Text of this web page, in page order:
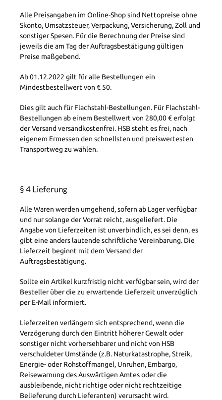
Alle Preisangaben im Online-Shop sind Nettopreise ohne
Skonto, Umsatzsteuer, Verpackung, Versicherung, Zoll und
sonstiger Spesen. Für die Berechnung der Preise sind
jeweils die am Tag der Auftragsbestätigung gültigen
Preise maßgebend.
Ab 01.12.2022 gilt für alle Bestellungen ein
Mindestbestellwert von € 50.
Dies gilt auch für Flachstahl-Bestellungen. Für Flachstahl-
Bestellungen ab einem Bestellwert von 280,00 € erfolgt
der Versand versandkostenfrei. HSB steht es frei, nach
eigenem Ermessen den schnellsten und preiswertesten
Transportweg zu wählen.
§ 4 Lieferung
Alle Waren werden umgehend, sofern ab Lager verfügbar
und nur solange der Vorrat reicht, ausgeliefert. Die
Angabe von Lieferzeiten ist unverbindlich, es sei denn, es
gibt eine anders lautende schriftliche Vereinbarung. Die
Lieferzeit beginnt mit dem Versand der
Auftragsbestätigung.
Sollte ein Artikel kurzfristig nicht verfügbar sein, wird der
Besteller über die zu erwartende Lieferzeit unverzüglich
per E-Mail informiert.
Lieferzeiten verlängern sich entsprechend, wenn die
Verzögerung durch den Eintritt höherer Gewalt oder
sonstiger nicht vorhersehbarer und nicht von HSB
verschuldeter Umstände (z.B. Naturkatastrophe, Streik,
Energie- oder Rohstoffmangel, Unruhen, Embargo,
Reisewarnung des Auswärtigen Amtes oder die
ausbleibende, nicht richtige oder nicht rechtzeitige
Belieferung durch Lieferanten) verursacht wird.